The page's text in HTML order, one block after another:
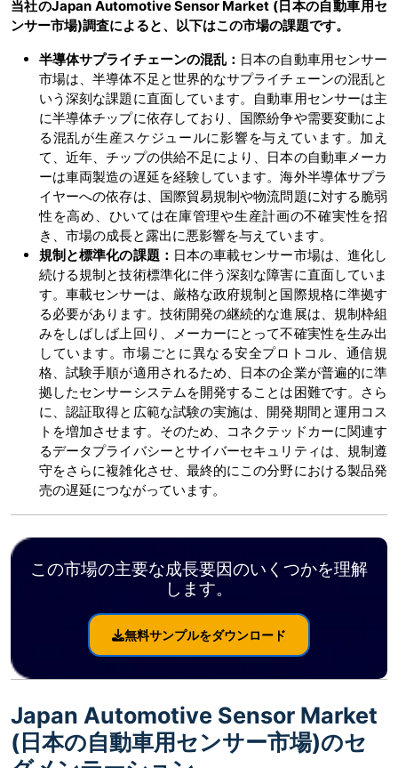
当社のJapan Automotive Sensor Market (日本の自動車用セ
ンサー市場)調査によると、以下はこの市場の課題です。
半導体サプライチェーンの混乱： 日本の自動車用センサー
市場は、半導体不足と世界的なサプライチェーンの混乱と
いう深刻な課題に直面しています。自動車用センサーは主
に半導体チップに依存しており、国際紛争や需要変動によ
る混乱が生産スケジュールに影響を与えています。加え
て、近年、チップの供給不足により、日本の自動車メーカ
ーは車両製造の遅延を経験しています。海外半導体サプラ
イヤーへの依存は、国際貿易規制や物流問題に対する脆弱
性を高め、ひいては在庫管理や生産計画の不確実性を招
き、市場の成長と露出に悪影響を与えています。
規制と標準化の課題： 日本の車載センサー市場は、進化し
続ける規制と技術標準化に伴う深刻な障害に直面していま
す。車載センサーは、厳格な政府規制と国際規格に準拠す
る必要があります。技術開発の継続的な進展は、規制枠組
みをしばしば上回り、メーカーにとって不確実性を生み出
しています。市場ごとに異なる安全プロトコル、通信規
格、試験手順が適用されるため、日本の企業が普遍的に準
拠したセンサーシステムを開発することは困難です。さら
に、認証取得と広範な試験の実施は、開発期間と運用コス
トを増加させます。そのため、コネクテッドカーに関連す
るデータプライバシーとサイバーセキュリティは、規制遵
守をさらに複雑化させ、最終的にこの分野における製品発
売の遅延につながっています。
この市場の主要な成長要因のいくつかを理解
します。
無料サンプルをダウンロード
Japan Automotive Sensor Market
(日本の自動車用センサー市場)のセ